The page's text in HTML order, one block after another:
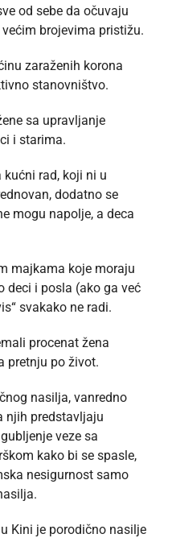
od sebe da očuvaju
brojevima pristižu.
zaraženih korona
stanovništvo.
sa upravljanje
i starima.
rad, koji ni u
dodatno se
mogu napolje, a deca
majkama koje moraju
deci i posla (ako ga već
svakako ne radi.
procenat žena
pretnju po život.
nasilja, vanredno
njih predstavljaju
veze sa
kako bi se spasle,
nesigurnost samo
Kini je porodično nasilje